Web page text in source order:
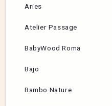
Aries
Atelier Passage
BabyWood Roma
Bajo
Bambo Nature